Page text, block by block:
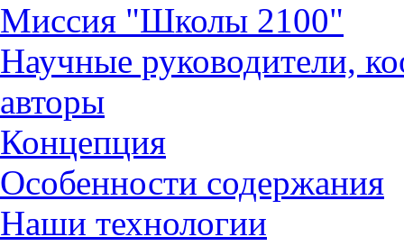
Миссия "Школы 2100"
Научные руководители,
авторы
Концепция
Особенности содержания
Наши технологии